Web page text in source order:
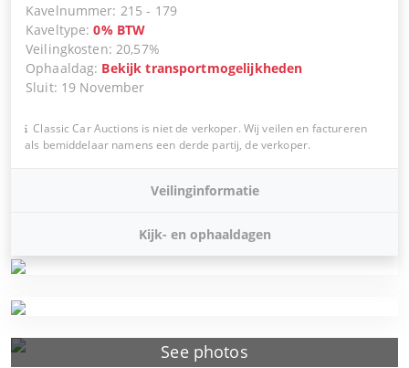
See photos
Kavelnummer: 215 - 179
Kaveltype:0% BTW
Veilingkosten:20,57%
Ophaaldag: Bekijk transportmogelijkheden
Sluit: 19 November
Classic Car Auctions is niet de verkoper. Wij veilen en factureren
als bemiddelaar namens een derde partij, de verkoper.
Veilinginformatie
Kijk- en ophaaldagen